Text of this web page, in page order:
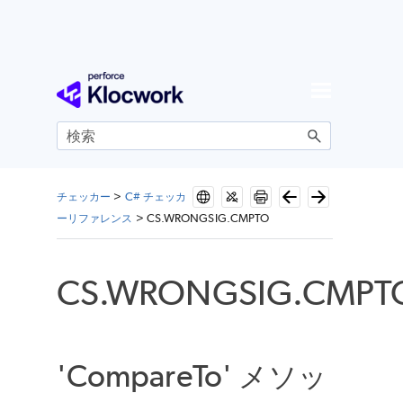
メイン コンテンツにスキップ
チェッカー > C# チェッカ
ーリファレンス > CS.WRONGSIG.CMPTO
'CompareTo' メソッ